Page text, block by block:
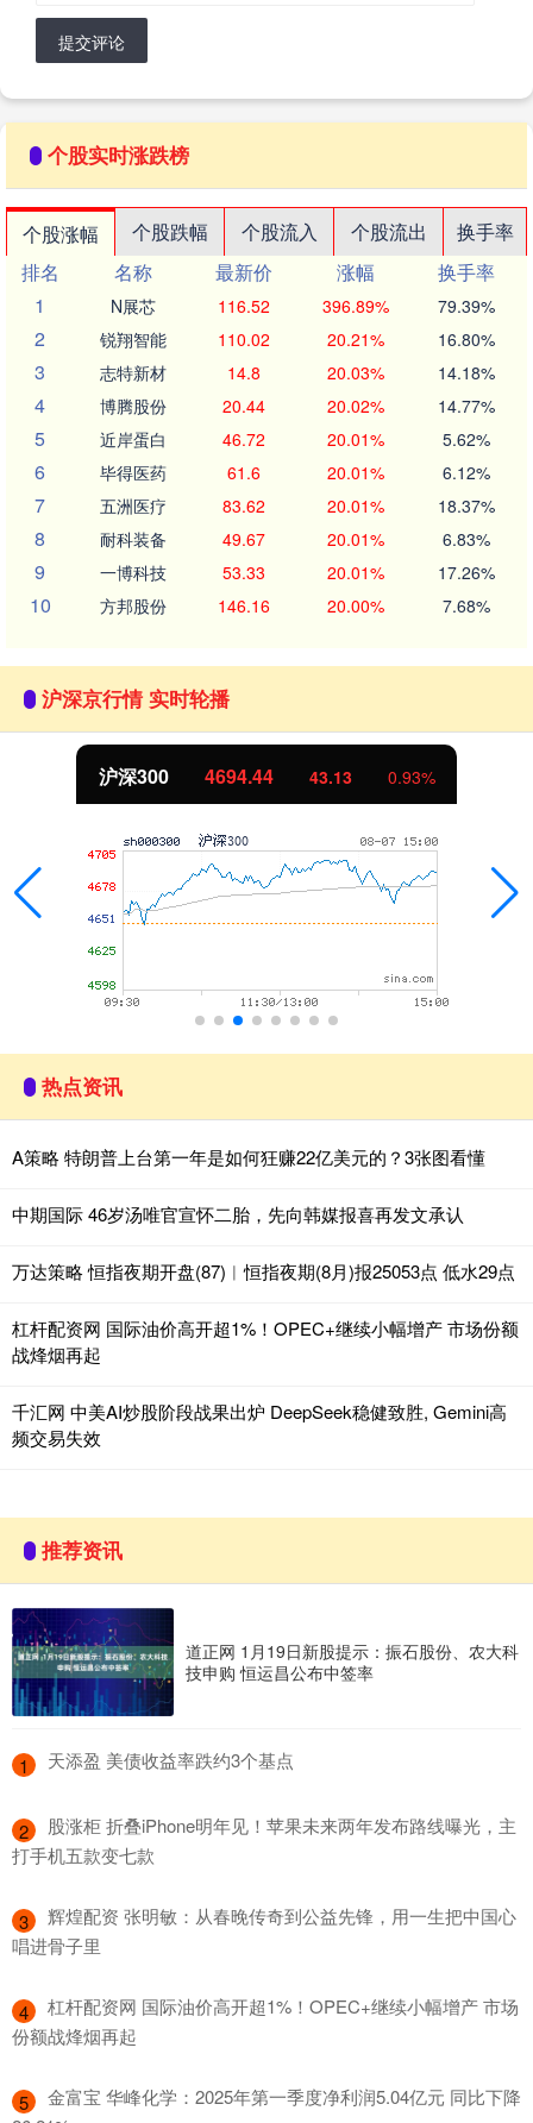
提交评论
个股实时涨跌榜
个股涨幅 个股跌幅 个股流入 个股流出
换手率
排名
名称 最新价 涨幅
换手率
1
N展芯 116.52 396.89% 79.39%
2 锐翔智能 110.02 20.21% 16.80%
3 志特新材 14.8 20.03% 14.18%
4 博腾股份 20.44 20.02% 14.77%
5 近岸蛋白 46.72 20.01% 5.62%
6 毕得医药 61.6 20.01% 6.12%
7 五洲医疗 83.62 20.01% 18.37%
8 耐科装备 49.67 20.01% 6.83%
9 一博科技 53.33 20.01% 17.26%
10 方邦股份 146.16 20.00% 7.68%
沪深京行情 实时轮播
4694.44 43.13 0.93%
热点资讯
A策略 特朗普上台第一年是如何狂赚22亿美元的？3张图看懂
中期国际 46岁汤唯官宣怀二胎，先向韩媒报喜再发文承认
万达策略 恒指夜期开盘(87)︱恒指夜期(8月)报25053点 低水29点
杠杆配资网 国际油价高开超1%！OPEC+继续小幅增产 市场份额
战烽烟再起
千汇网 中美AI炒股阶段战果出炉 DeepSeek稳健致胜, Gemini高
频交易失效
推荐资讯
道正网 1月19日新股提示：振石股份、农大科
技申购 恒运昌公布中签率
1 ​天添盈 美债收益率跌约3个基点
2
​股涨柜 折叠iPhone明年见！苹果未来两年发布路线曝光，主
打手机五款变七款
3
​辉煌配资 张明敏：从春晚传奇到公益先锋，用一生把中国心
唱进骨子里
4
​杠杆配资网 国际油价高开超1%！OPEC+继续小幅增产 市场
份额战烽烟再起
5
​金富宝 华峰化学：2025年第一季度净利润5.04亿元 同比下降